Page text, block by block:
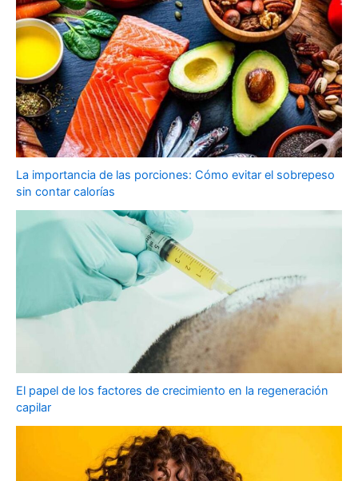
La importancia de las porciones: Cómo evitar el sobrepeso
sin contar calorías
El papel de los factores de crecimiento en la regeneración
capilar